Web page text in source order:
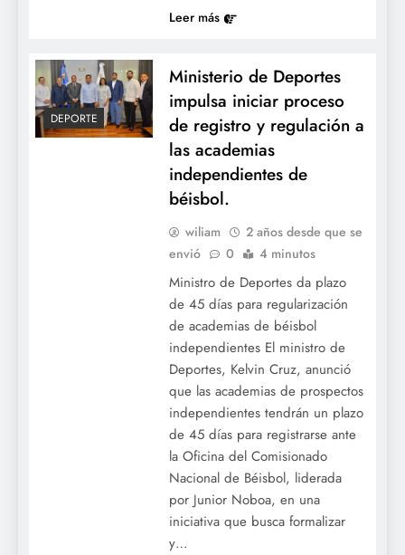
Leer más
DEPORTE
Ministerio de Deportes
impulsa iniciar proceso
de registro y regulación a
las academias
independientes de
béisbol.
wiliam
2 años desde que se
envió
0 4 minutos
Ministro de Deportes da plazo
de 45 días para regularización
de academias de béisbol
independientes El ministro de
Deportes, Kelvin Cruz, anunció
que las academias de prospectos
independientes tendrán un plazo
de 45 días para registrarse ante
la Oficina del Comisionado
Nacional de Béisbol, liderada
por Junior Noboa, en una
iniciativa que busca formalizar
y…